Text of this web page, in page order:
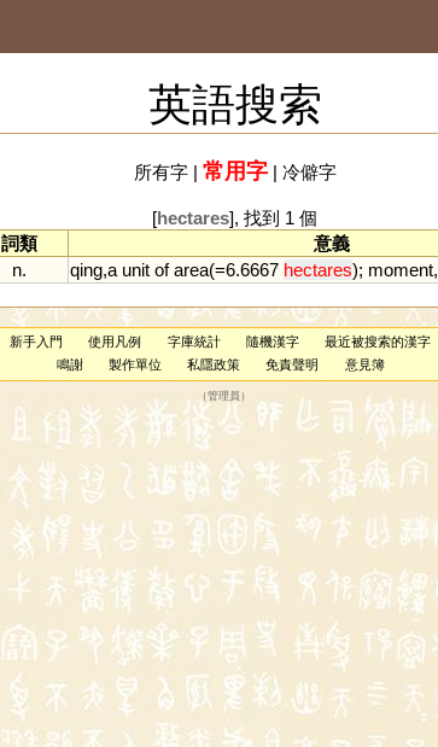
英語搜索
所有字| 常用字| 冷僻字
[hectares], 找到 1 個
詞類
意義
n. qing,a unit of area(=6.6667 hectares); moment,
新手入門 使用凡例 字庫統計 隨機漢字
最近被搜索的漢字
鳴謝
製作單位 私隱政策 免責聲明 意見簿
（管理員 ）